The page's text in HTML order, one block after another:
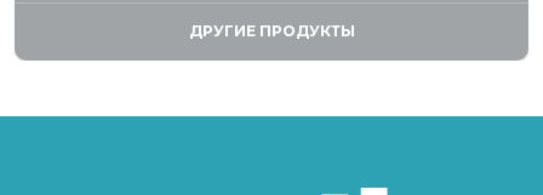
ДРУГИЕ ПРОДУКТЫ